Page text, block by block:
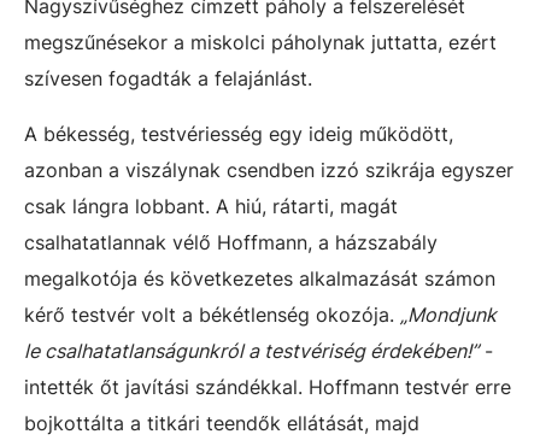
Nagyszívűséghez címzett páholy a felszerelését
megszűnésekor a miskolci páholynak juttatta, ezért
szívesen fogadták a felajánlást.
A békesség, testvériesség egy ideig működött,
azonban a viszálynak csendben izzó szikrája egyszer
csak lángra lobbant. A hiú, rátarti, magát
csalhatatlannak vélő Hoffmann, a házszabály
megalkotója és következetes alkalmazását számon
kérő testvér volt a békétlenség okozója. „Mondjunk
le csalhatatlanságunkról a testvériség érdekében!”-
intették őt javítási szándékkal. Hoffmann testvér erre
bojkottálta a titkári teendők ellátását, majd